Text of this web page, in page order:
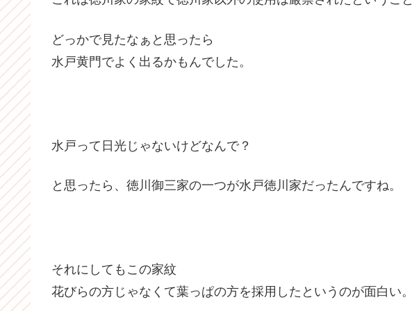
どっかで見たなぁと思ったら
水戸黄門でよく出るかもんでした。
水戸って日光じゃないけどなんで？
と思ったら、徳川御三家の一つが水戸徳川家だったんですね。
それにしてもこの家紋
花びらの方じゃなくて葉っぱの方を採用したというのが面白い。